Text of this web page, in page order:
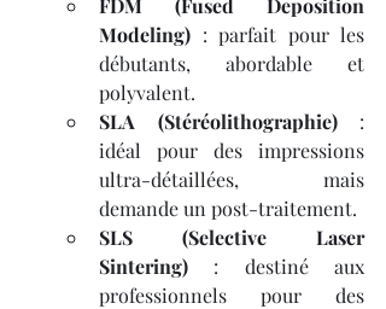
FDM (Fused Deposition
Modeling) : parfait pour les
débutants, abordable et
polyvalent.
SLA (Stéréolithographie) :
idéal pour des impressions
ultra-détaillées, mais
demande un post-traitement.
SLS (Selective Laser
Sintering) : destiné aux
professionnels pour des